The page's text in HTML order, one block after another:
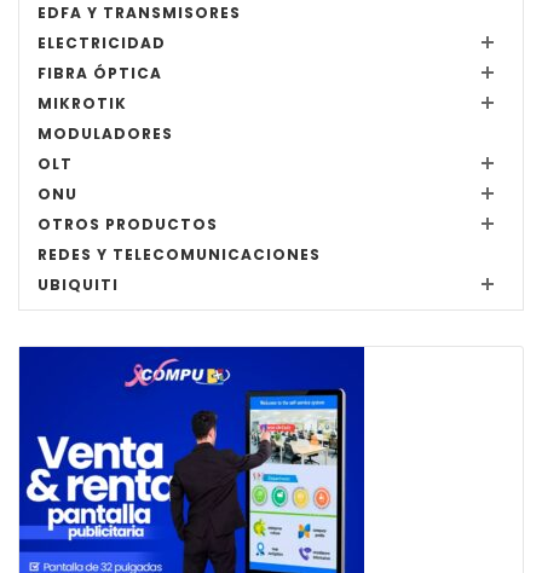
EDFA Y TRANSMISORES
ELECTRICIDAD
FIBRA ÓPTICA
MIKROTIK
MODULADORES
OLT
ONU
OTROS PRODUCTOS
REDES Y TELECOMUNICACIONES
UBIQUITI